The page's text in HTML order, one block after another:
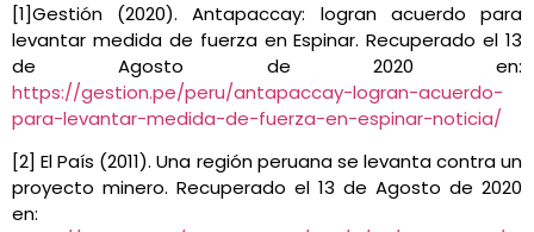
[1]Gestión (2020). Antapaccay: logran acuerdo para
levantar medida de fuerza en Espinar. Recuperado el 13
de Agosto de 2020 en:
https://gestion.pe/peru/antapaccay-logran-acuerdo-
para-levantar-medida-de-fuerza-en-espinar-noticia/
[2] El País (2011). Una región peruana se levanta contra un
proyecto minero. Recuperado el 13 de Agosto de 2020
en: